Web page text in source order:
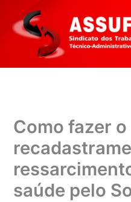
para
conteúdo
Como fazer o
saúde pelo